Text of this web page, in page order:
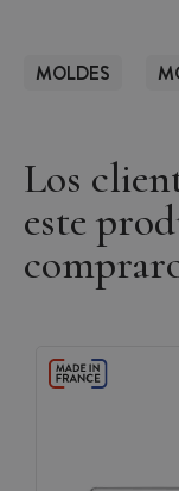
MOLDES
Los
este